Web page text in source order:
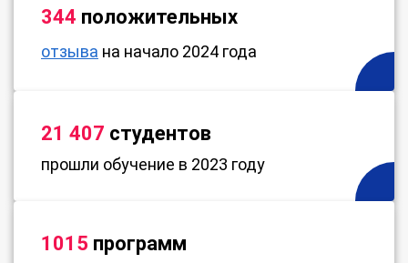
344 положительных
отзыва на начало 2024 года
21 407 студентов
прошли обучение в 2023 году
1015 программ